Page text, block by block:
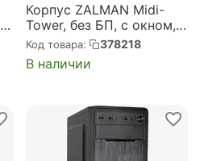
Корпус ZALMAN Midi-
Tower, без БП, с окном,
подсветка, 2xUSB 3.0,
1xUSB Type-C, чёрный
(Zalman Z10 DUO Black)
Код товара: 378218
В наличии